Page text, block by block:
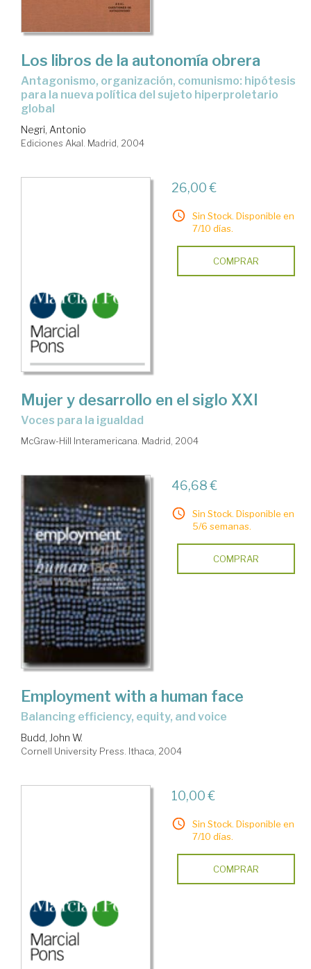
Los libros de la autonomía obrera
antagonismo, organización, comunismo: hipótesis
para la nueva política del sujeto hiperproletario
global
Negri, Antonio
Ediciones Akal. Madrid, 2004
26,00 €
Sin Stock. Disponible en
7/10 días.
COMPRAR
Mujer y desarrollo en el siglo XXI
voces para la igualdad
McGraw-Hill Interamericana. Madrid, 2004
46,68 €
Sin Stock. Disponible en
5/6 semanas.
COMPRAR
Employment with a human face
balancing efficiency, equity, and voice
Budd, John W.
Cornell University Press. Ithaca, 2004
10,00 €
Sin Stock. Disponible en
7/10 días.
COMPRAR